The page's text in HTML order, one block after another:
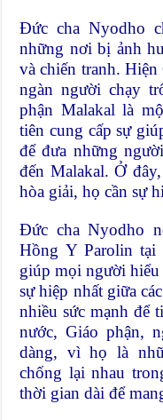
Đức cha Nyodho
những nơi bị ảnh
và chiến tranh. Hiện
ngàn người chạy
phận Malakal là
tiên cung cấp sự
để đưa những
đến Malakal. Ở
hòa giải, họ cần sự
Đức cha Nyodho
Hồng Y Parolin tại
giúp mọi người hiểu
sự hiệp nhất giữa
nhiều sức mạnh để
nước, Giáo phận,
dàng, vì họ là
chống lại nhau
thời gian dài để